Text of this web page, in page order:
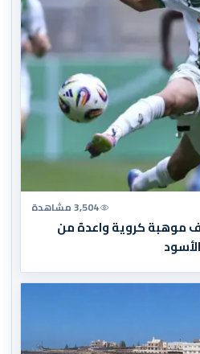
3,504 مشاهدة
موهبة كروية واعدة من